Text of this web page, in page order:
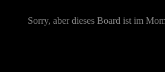
Sorry, aber dieses Board ist im